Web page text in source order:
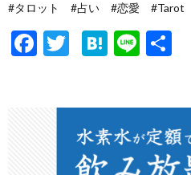
#タロット #占い #恋愛 #Tarot
F
T
er
H
n
a
Li